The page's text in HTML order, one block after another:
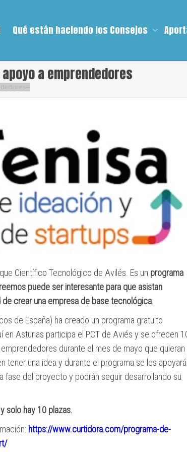
Qué están haciendo los Consejos
a emprendedores
Científico Tecnológico de Avilés. Es un programa
puede ser interesante para que asistan
crear una empresa de base tecnológica
de España) ha creado un programa gratuito
en Asturias participa el PCT de Aviés y se ofrecen
durante el mes de mayo que quieran
tener una idea y durante el programa se les apoyará
fase del proyecto y podrán seguir desarrollando su
solo hay 10 plazas.
https://www.curtidora.com/programa-de-